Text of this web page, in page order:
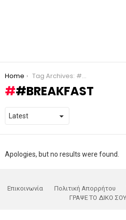
You are here:
Home Tag Archives: #breakfast
#BREAKFAST
Apologies, but no results were found.
Επικοινωνία Πολιτική Απορρήτου
ΓΡΑΨΕ ΤΟ ΔΙΚΟ